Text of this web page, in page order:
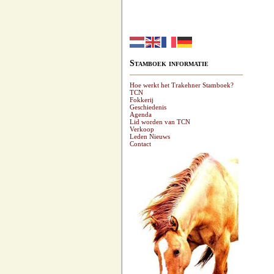
Stamboek informatie
Hoe werkt het Trakehner Stamboek?
TCN
Fokkerij
Geschiedenis
Agenda
Lid worden van TCN
Verkoop
Leden Nieuws
Contact